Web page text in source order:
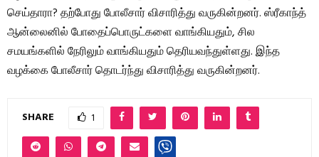
செய்தாரா? தற்போது போலீசார் விசாரித்து வருகின்றனர். ஸ்ரீகாந்த்
ஆன்லைனில் போதைப்பொருட்களை வாங்கியதும், சில
சமயங்களில் நேரிலும் வாங்கியதும் தெரியவந்துள்ளது. இந்த
வழக்கை போலீசார் தொடர்ந்து விசாரித்து வருகின்றனர்.
SHARE 1